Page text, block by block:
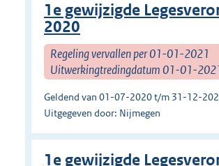
1e gewijzigde
2020
Regeling vervallen per 01-01-2021
Uitwerkingtredingdatum 01-01-
Geldend van 01-07-2020 t/m 31-12-
Uitgegeven door: Nijmegen
1e gewijzigde